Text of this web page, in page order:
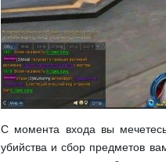
С момента входа вы
убийства и сбор предметов